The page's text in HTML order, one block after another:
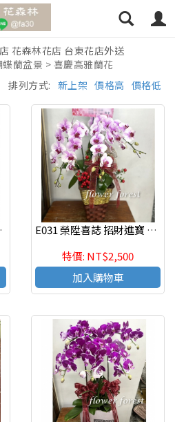
搜尋
花森林花店 台東花店外送
蘭盆景 > 喜慶高雅蘭花
價格低
價格高
新上架
排列方式:
喜盆栽
E031 榮陞喜誌 招財進寶 蘭花組合盆栽 喬遷之喜 榮陞誌喜盆栽
特價: NT$2,500
加入購物車